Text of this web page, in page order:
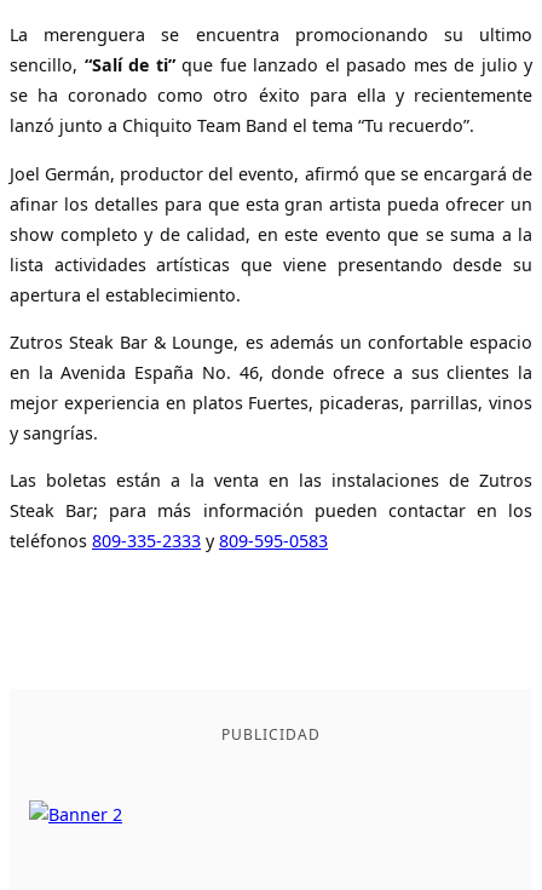
La merenguera se encuentra promocionando su ultimo
sencillo, “Salí de ti”que fue lanzado el pasado mes de julio y
se ha coronado como otro éxito para ella y recientemente
lanzó junto a Chiquito Team Band el tema “Tu recuerdo”.
Joel Germán, productor del evento, afirmó que se encargará de
afinar los detalles para que esta gran artista pueda ofrecer un
show completo y de calidad, en este evento que se suma a la
lista actividades artísticas que viene presentando desde su
apertura el establecimiento.
Zutros Steak Bar & Lounge, es además un confortable espacio
en la Avenida España No. 46, donde ofrece a sus clientes la
mejor experiencia en platos Fuertes, picaderas, parrillas, vinos
y sangrías.
Las boletas están a la venta en las instalaciones de Zutros
Steak Bar; para más información pueden contactar en los
teléfonos 809-335-2333 y809-595-0583
PUBLICIDAD